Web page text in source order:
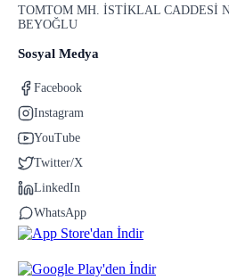
TOMTOM MH. İSTİKLAL CADDESİ
BEYOĞLU
Sosyal Medya
Facebook
Instagram
YouTube
Twitter/X
LinkedIn
WhatsApp